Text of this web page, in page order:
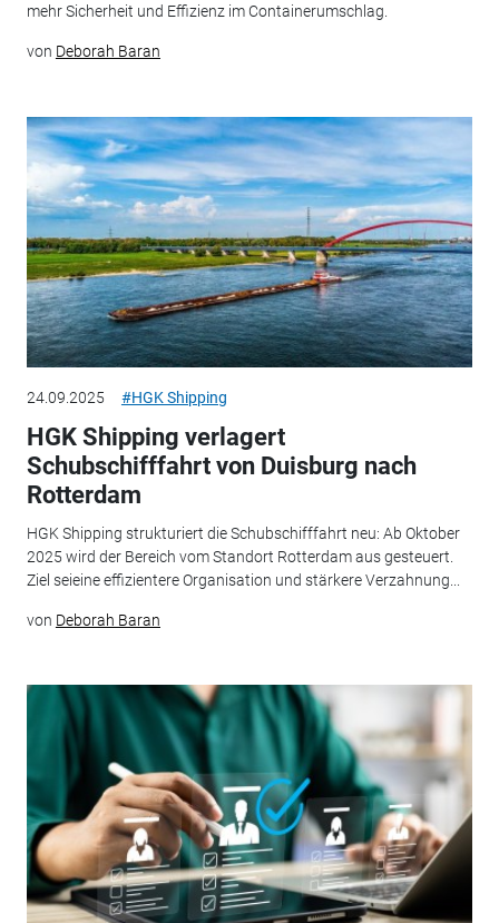
mehr Sicherheit und Effizienz im Containerumschlag.
von Deborah Baran
24.09.2025 #HGK Shipping
HGK Shipping verlagert
Schubschifffahrt von Duisburg nach
Rotterdam
HGK Shipping strukturiert die Schubschifffahrt neu: Ab Oktober
2025 wird der Bereich vom Standort Rotterdam aus gesteuert.
Ziel seieine effizientere Organisation und stärkere Verzahnung...
von Deborah Baran